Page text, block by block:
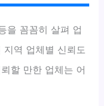
을 꼼꼼히 살펴 업
역 업체별 신뢰도
할 만한 업체는 어